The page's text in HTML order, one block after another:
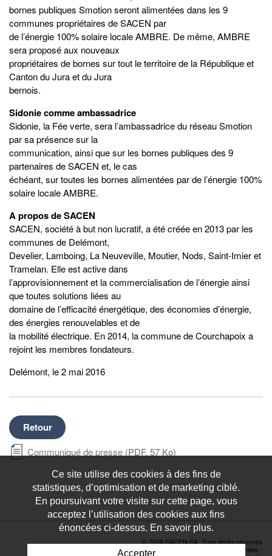
bornes publiques Smotion seront alimentées dans les 9
communes propriétaires de SACEN par
de l’énergie 100% solaire locale AMBRE. De même, AMBRE
sera proposé aux nouveaux
propriétaires de bornes sur tout le territoire de la République et
Canton du Jura et du Jura
bernois.
Sidonie comme ambassadrice
Sidonie, la Fée verte, sera l’ambassadrice du réseau Smotion
par sa présence sur la
communication, ainsi que sur les bornes publiques des 9
partenaires de SACEN et, le cas
échéant, sur toutes les bornes alimentées par de l’énergie 100%
solaire locale AMBRE.
A propos de SACEN
SACEN, société à but non lucratif, a été créée en 2013 par les
communes de Delémont,
Develier, Lamboing, La Neuveville, Moutier, Nods, Saint-Imier et
Tramelan. Elle est active dans
l’approvisionnement et la commercialisation de l’énergie ainsi
que toutes solutions liées au
domaine de l’efficacité énergétique, des économies d’énergie,
des énergies renouvelables et de
la mobilité électrique. En 2014, la commune de Courchapoix a
rejoint les membres fondateurs.
Delémont, le 2 mai 2016
Retour
Communiqué de presse (PDF, 57 Ko)
© 2026 SACEN SA. Tous droits réservés
Déclaration de protection des données -
Ce site utilise des cookies à des fins de
statistiques, d’optimisation et de marketing ciblé.
En poursuivant votre visite sur cette page, vous
acceptez l’utilisation des cookies aux fins
énoncées ci-dessus. En savoir plus.
Accepter